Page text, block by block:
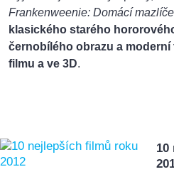
Frankenweenie: Domácí
klasického starého
černobílého obrazu a
filmu a ve 3D.
10